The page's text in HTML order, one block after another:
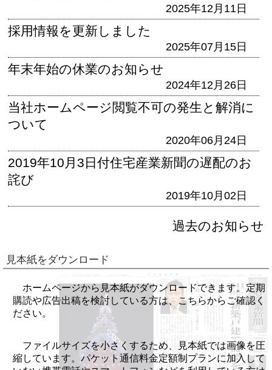
2025年12月11日
採用情報を更新しました
2025年07月15日
年末年始の休業のお知らせ
2024年12月26日
当社ホームページ閲覧不可の発生と解消に
ついて
2020年06月24日
2019年10月3日付住宅産業新聞の遅配のお
詫び
2019年10月02日
過去のお知らせ
見本紙をダウンロード
ホームページから見本紙がダウンロードできます。定期
購読や広告出稿を検討している方は、こちらからご確認く
ださい。
ファイルサイズを小さくするため、見本紙では画像を圧
縮しています。パケット通信料金定額制プランに加入して